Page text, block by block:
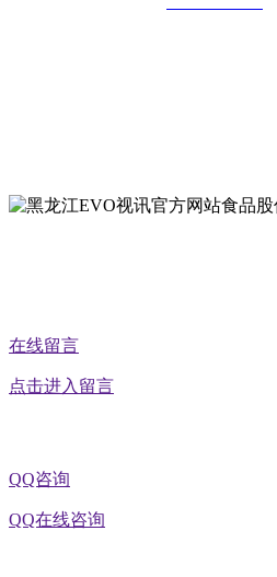
在线留言
点击进入留言
QQ咨询
QQ在线咨询